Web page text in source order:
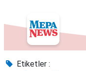
Etiketler :